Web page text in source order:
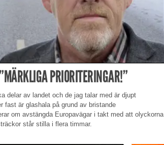
PRIORITERINGAR!”
delar av landet och de jag talar med är djupt
fast är glashala på grund av bristande
om avstängda Europavägar i takt med att olyckorna
står stilla i flera timmar.